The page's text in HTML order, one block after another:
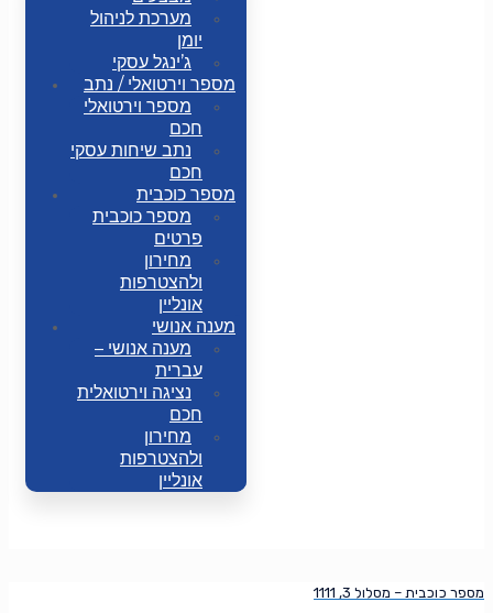
מערכת לניהול
יומן
ג’ינגל עסקי
מספר וירטואלי / נתב
מספר וירטואלי
חכם
נתב שיחות עסקי
חכם
מספר כוכבית
מספר כוכבית
פרטים
מחירון
ולהצטרפות
אונליין
מענה אנושי
מענה אנושי –
עברית
נציגה וירטואלית
חכם
מחירון
ולהצטרפות
אונליין
מספר כוכבית – מסלול 3, 1111